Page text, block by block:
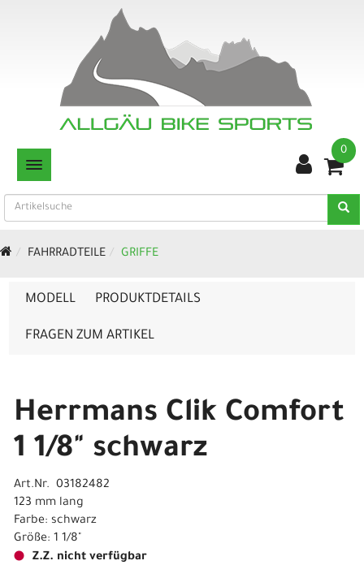
TOGGLE NAVIGATION
0
FAHRRADTEILE GRIFFE
MODELL PRODUKTDETAILS
FRAGEN ZUM ARTIKEL
Herrmans Clik Comfort
1 1/8" schwarz
Art.Nr. 03182482
123 mm lang
Farbe: schwarz
Größe: 1 1/8"
Z.Z. nicht verfügbar